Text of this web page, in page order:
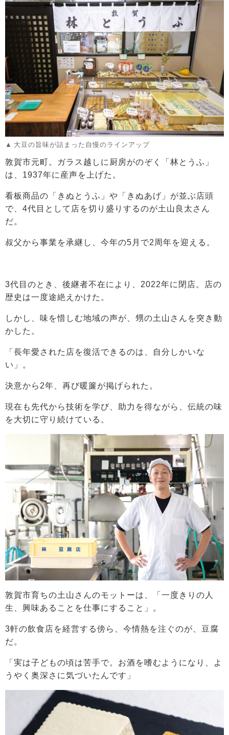
大豆の旨味が詰まった自慢のラインアップ
敦賀市元町。ガラス越しに厨房がのぞく「林とうふ」
は、1937年に産声を上げた。
看板商品の「きぬとうふ」や「きぬあげ」が並ぶ店頭
で、4代目として店を切り盛りするのが土山良太さん
だ。
叔父から事業を承継し、今年の5月で2周年を迎える。
3代目のとき、後継者不在により、2022年に閉店。店の
歴史は一度途絶えかけた。
しかし、味を惜しむ地域の声が、甥の土山さんを突き動
かした。
「長年愛された店を復活できるのは、自分しかいな
い」。
決意から2年、再び暖簾が掲げられた。
現在も先代から技術を学び、助力を得ながら、伝統の味
を大切に守り続けている。
敦賀市育ちの土山さんのモットーは、「一度きりの人
生、興味あることを仕事にすること」。
3軒の飲食店を経営する傍ら、今情熱を注ぐのが、豆腐
だ。
「実は子どもの頃は苦手で。お酒を嗜むようになり、よ
うやく奥深さに気づいたんです」